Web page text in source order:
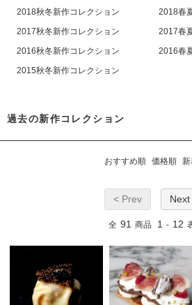
2018秋冬新作コレクション
2018春
2017秋冬新作コレクション
2017春
2016秋冬新作コレクション
2016春
2015秋冬新作コレクション
過去の新作コレクション
おすすめ順 価格順
< Prev Next
全 91 商品 1 - 12